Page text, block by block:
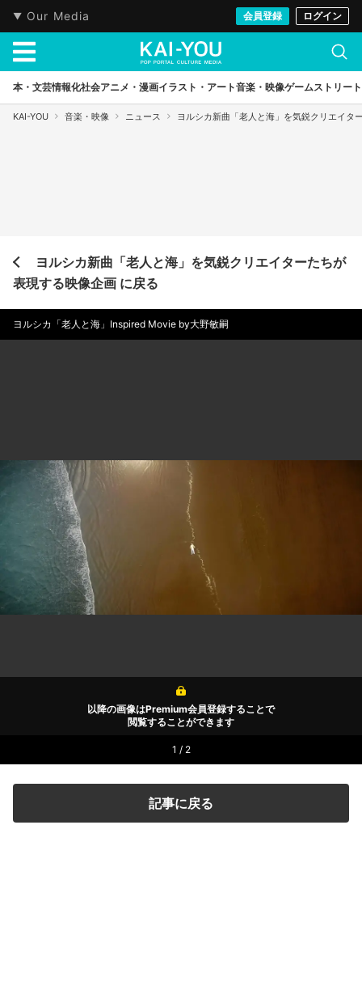
Our Media 会員登録 ログイン
本・文芸情報化社会アニメ・漫画イラスト・アート音楽・映像ゲームストリート
KAI-YOU 音楽・映像 ニュース ヨルシカ新曲「老人と海」を気鋭クリエイタ
ヨルシカ新曲「老人と海」を気鋭クリエイターたちが
表現する映像企画 に戻る
ヨルシカ「老人と海」Inspired Movie by大野敏嗣
以降の画像はPremium会員登録することで
閲覧することができます
1 / 2
記事に戻る